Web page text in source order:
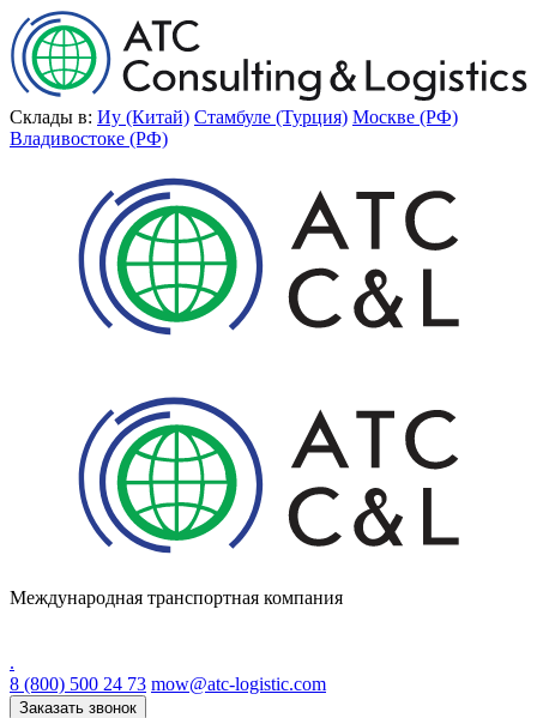
Склады в: Иу (Китай) Стамбуле (Турция) Москве (РФ)
Владивостоке (РФ)
Международная транспортная компания
.
8 (800) 500 24 73 mow@atc-logistic.com
Заказать звонок